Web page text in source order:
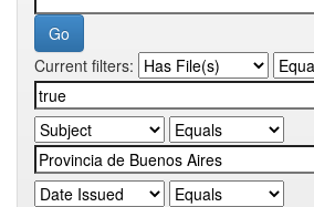
Current filters: